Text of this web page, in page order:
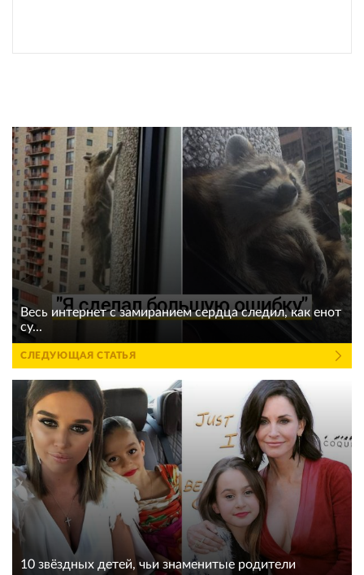
Весь интернет с замиранием сердца следил, как енот
су...
СЛЕДУЮЩАЯ СТАТЬЯ
10 звёздных детей, чьи знаменитые родители